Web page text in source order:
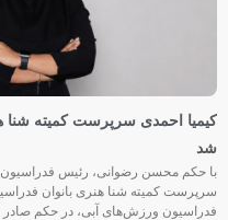
کیمیا احمدی سرپرست کمیته شنا
شد
با حکم محسن رضوانی، رئیس فدراسیون
سرپرست کمیته شنا هنری بانوان
فدراسیون ورزش‌های آبی، در حکم صادر